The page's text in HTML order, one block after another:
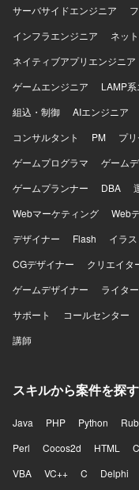
テナビリティ分野（
味・関心をお持ちの方を歓迎
魅力】 環境負荷可視
ことができます。ス
中で、クライアント
ディングツールを活
きます。 【開発環境】 フロントエンドはVue.js 3系および
Nuxt.js 3系、バック
7系を利用しています
SES, WAF, S3等）お
せ、CIにはCircleCI
Meet、AIコーディン
Cursor, Claude Code,
サーバサイドエンジニア
インフラエンジニア
ネッ
ネイティブアプリエンジニア
ゲームエンジニア
LAMP
組込・制御
AIエンジニア
コンサルタント
PM プ
ゲームプログラマ
ゲーム
ゲームプランナー
DBA
Webマーケティング
Web
デザイナー
Flash イラ
CGデザイナー
クリエイタ
ゲームデザイナー
ライター
サポート
コールセンター
講師
スキルから案件を探す
Java PHP Python
Perl
Cocos2d HTML
VBA
VC++ C Delphi